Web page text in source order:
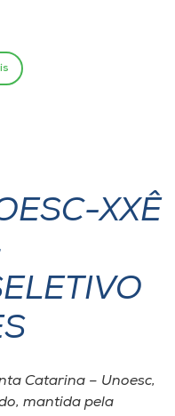
XXÊ
Catarina – Unoesc,
mantida pela